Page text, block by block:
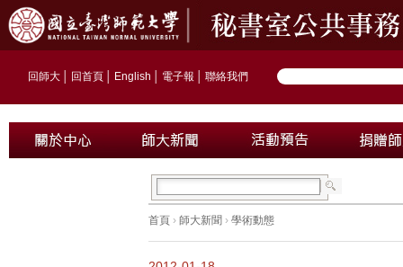
回師大 回首頁 English 電子報 聯絡我們
首頁 › 師大新聞 › 學術動態